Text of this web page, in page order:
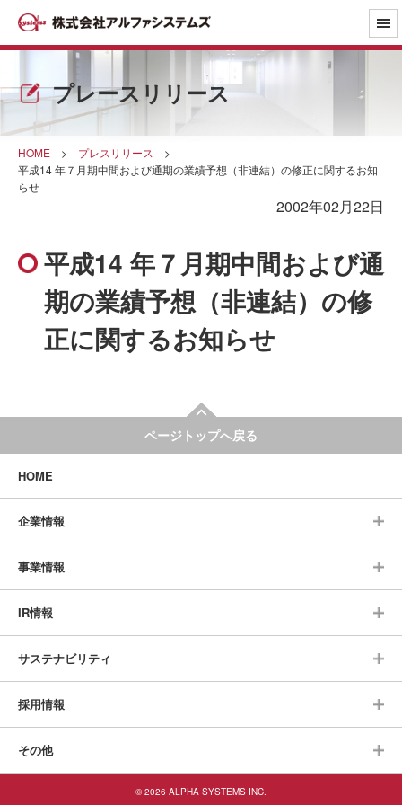
プレースリリース
HOME > プレスリリース
>
平成14 年７月期中間および通期の業績予想（非連結）の修正に関するお知
らせ
2002年02月22日
平成14 年７月期中間および通
期の業績予想（非連結）の修
正に関するお知らせ
ページトップへ戻る
HOME
企業情報
事業情報
IR情報
サステナビリティ
採用情報
その他
© 2026 ALPHA SYSTEMS INC.